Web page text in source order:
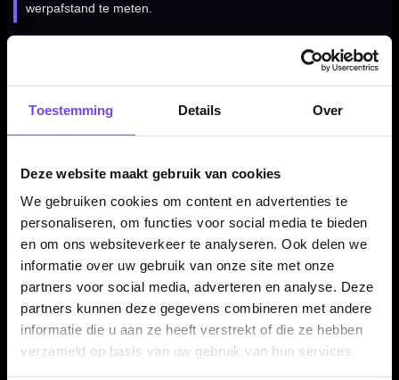
Toestemming Details Over
Deze website maakt gebruik van cookies
We gebruiken cookies om content en advertenties te
personaliseren, om functies voor social media te bieden
en om ons websiteverkeer te analyseren. Ook delen we
informatie over uw gebruik van onze site met onze
partners voor social media, adverteren en analyse. Deze
partners kunnen deze gegevens combineren met andere
informatie die u aan ze heeft verstrekt of die ze hebben
verzameld op basis van uw gebruik van hun services.
werpafstand te meten.
✓ Laser oche van Bull's
✓ Geen sticker, tape of vaste oche op de vloer nodig
✓ Helpt bij een vaste en consistente werpafstand
✓ Ideaal voor thuisbanen, dartkamers en clubopstellingen
Producttype:Laser oche
Geschikt voor:Vaste werpafstand bij darts
Montage:Wandmontage
Laser kleur: Groen